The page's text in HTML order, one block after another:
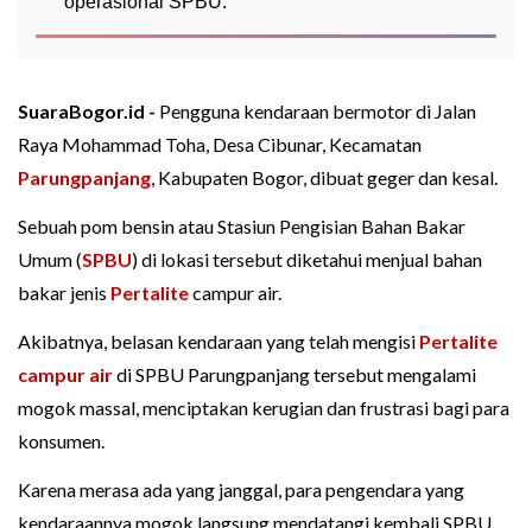
SuaraBogor.id - Pengguna kendaraan bermotor di Jalan
Raya Mohammad Toha, Desa Cibunar, Kecamatan
Parungpanjang, Kabupaten Bogor, dibuat geger dan kesal.
Sebuah pom bensin atau Stasiun Pengisian Bahan Bakar
Umum (SPBU) di lokasi tersebut diketahui menjual bahan
bakar jenis Pertalitecampur air.
Akibatnya, belasan kendaraan yang telah mengisi Pertalite
campur airdi SPBU Parungpanjang tersebut mengalami
mogok massal, menciptakan kerugian dan frustrasi bagi para
konsumen.
Karena merasa ada yang janggal, para pengendara yang
kendaraannya mogok langsung mendatangi kembali SPBU